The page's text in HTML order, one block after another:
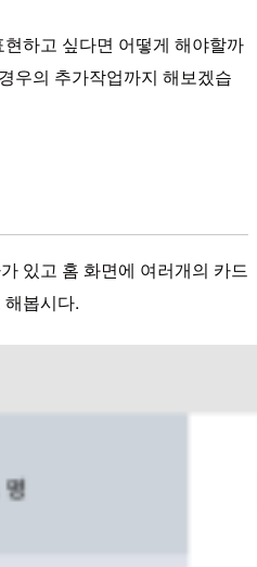
하고 싶다면 어떻게 해야할까
우의 추가작업까지 해보겠습
있고 홈 화면에 여러개의 카드
봅시다.